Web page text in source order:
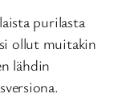
purilasta
ollut muitakin
lähdin